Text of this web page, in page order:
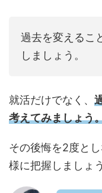
過去を変えるこ
しましょう。
就活だけでなく、
考えてみましょう
その後悔を2度と
様に把握しましょう